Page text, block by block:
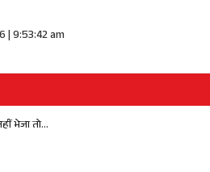
| 9:53:42 am
भेजा तो…